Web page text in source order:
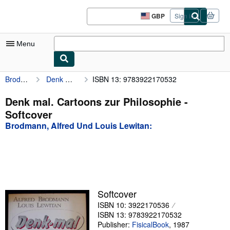
GBP
Site
shopping
Sign in
Menu
My Account
My Purchases
Advanced Search
Textbooks
Sellers
Start Selling
Brodmann, Alfred Und Louis Lewitan: Denk mal. Cartoons zur Philosophie ISBN 13: 9783922170532
Denk mal. Cartoons zur Philosophie -
Softcover
Brodmann, Alfred Und Louis Lewitan:
Softcover
ISBN 10: 3922170536
ISBN 13: 9783922170532
Publisher: FisicalBook, 1987